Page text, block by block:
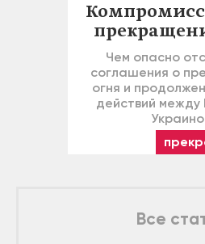
Чем опасно
соглашения о
огня и
действий между
Все